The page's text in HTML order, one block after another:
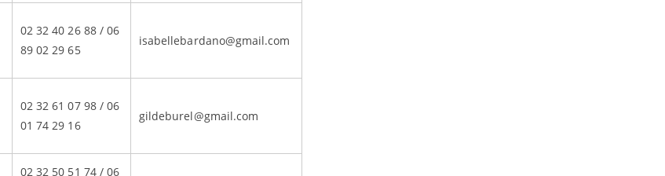
02 32 40 26 88 / 06
89 02 29 65
isabellebardano@gmail.com
02 32 61 07 98 / 06
01 74 29 16
gildeburel@gmail.com
02 32 50 51 74 / 06